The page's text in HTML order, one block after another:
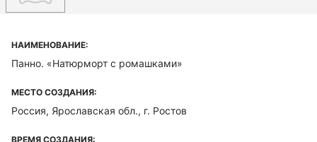
НАИМЕНОВАНИЕ:
Панно. «Натюрморт с ромашками»
МЕСТО СОЗДАНИЯ:
Россия, Ярославская обл., г. Ростов
ВРЕМЯ СОЗДАНИЯ: